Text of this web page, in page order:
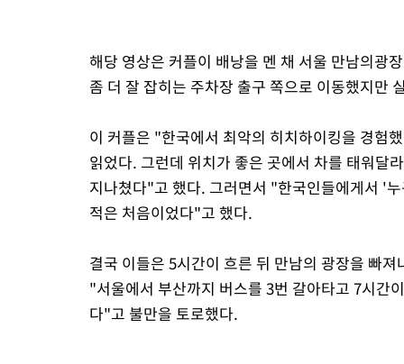
해당 영상은 커플이 배낭을 멘 채 서울 만남의광
좀 더 잘 잡히는 주차장 출구 쪽으로 이동했지만
이 커플은 "한국에서 최악의 히치하이킹을 경험
읽었다. 그런데 위치가 좋은 곳에서 차를 태워달
지나쳤다"고 했다. 그러면서 "한국인들에게서 '
적은 처음이었다"고 했다.
결국 이들은 5시간이 흐른 뒤 만남의 광장을 빠
"서울에서 부산까지 버스를 3번 갈아타고 7시간
다"고 불만을 토로했다.